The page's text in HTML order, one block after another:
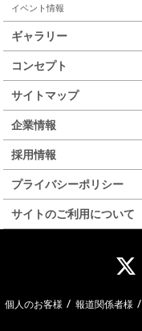
イベント情報
ギャラリー
コンセプト
サイトマップ
企業情報
採用情報
プライバシーポリシー
サイトのご利用について
個人のお客様 / 報道関係者様 /